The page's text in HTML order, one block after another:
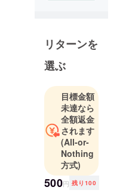
リターンを
選ぶ
目標金額
未達なら
全額返金
されます
(All-or-
Nothing
方式)
500円 残り100